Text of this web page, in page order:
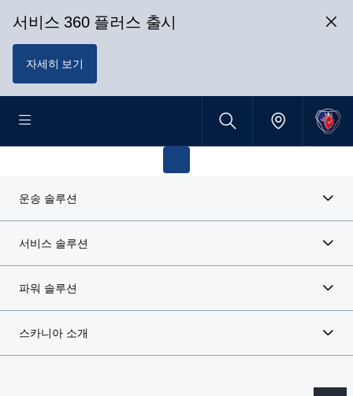
서비스 360 플러스 출시
자세히 보기
운송 솔루션
서비스 솔루션
파워 솔루션
스카니아 소개